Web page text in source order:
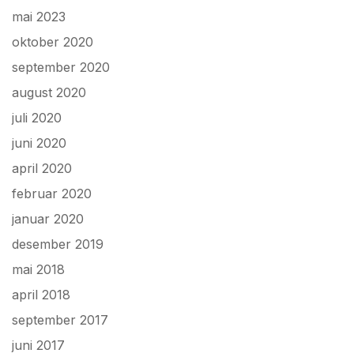
mai 2023
oktober 2020
september 2020
august 2020
juli 2020
juni 2020
april 2020
februar 2020
januar 2020
desember 2019
mai 2018
april 2018
september 2017
juni 2017